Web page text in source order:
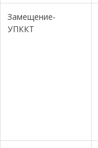
Замещение-
УПККТ